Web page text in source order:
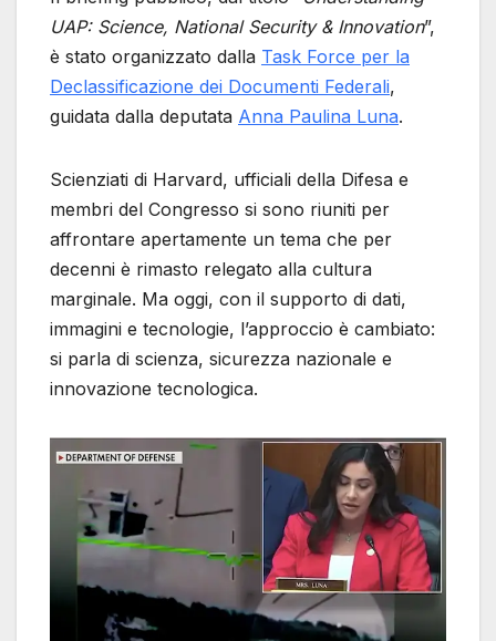
UAP: Science, National Security & Innovation”,
è stato organizzato dalla Task Force per la
Declassificazione dei Documenti Federali,
guidata dalla deputata Anna Paulina Luna.
Scienziati di Harvard, ufficiali della Difesa e
membri del Congresso si sono riuniti per
affrontare apertamente un tema che per
decenni è rimasto relegato alla cultura
marginale. Ma oggi, con il supporto di dati,
immagini e tecnologie, l’approccio è cambiato:
si parla di scienza, sicurezza nazionale e
innovazione tecnologica.